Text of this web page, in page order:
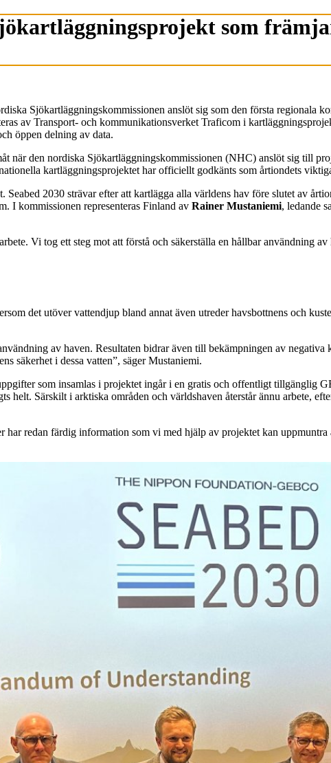
som
Sjökartläggningskommissionen anslöt sig som den första regionala
av Transport- och kommunikationsverket Traficom i
öppen delning av data.
när den nordiska Sjökartläggningskommissionen (NHC) anslöt sig till
kartläggningsprojektet har officiellt godkänts som årtiondets
2030 strävar efter att kartlägga alla världens hav före slutet av
I kommissionen representeras Finland av Rainer Mustaniemi, ledande
Vi tog ett steg mot att förstå och säkerställa en hållbar användning
det utöver vattendjup bland annat även utreder havsbottnens och
av haven. Resultaten bidrar även till bekämpningen av
säkerhet i dessa vatten”, säger Mustaniemi.
som insamlas i projektet ingår i en gratis och offentligt tillgänglig
helt. Särskilt i arktiska områden och världshaven återstår ännu arbete,
redan färdig information som vi med hjälp av projektet kan uppmuntra